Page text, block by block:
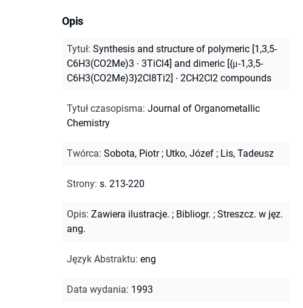
Opis
Tytuł: Synthesis and structure of polymeric [1,3,5-
C6H3(CO2Me)3 ∙ 3TiCl4] and dimeric [{μ-1,3,5-
C6H3(CO2Me)3}2Cl8Ti2] ∙ 2CH2Cl2 compounds
Tytuł czasopisma: Journal of Organometallic
Chemistry
Twórca: Sobota, Piotr; Utko, Józef ; Lis, Tadeusz
Strony: s. 213-220
Opis: Zawiera ilustracje. ; Bibliogr. ; Streszcz. w jęz.
ang.
Język Abstraktu: eng
Data wydania: 1993